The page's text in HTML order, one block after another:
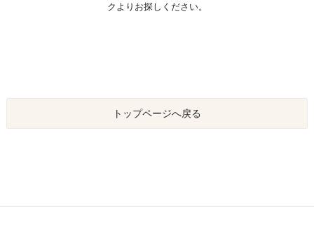
クよりお探しください。
トップページへ戻る